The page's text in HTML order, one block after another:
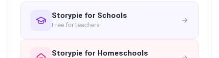
Storypie for Schools
Free for teachers
Storypie for Homeschools